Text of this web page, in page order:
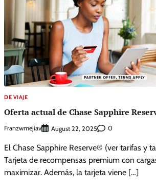
DE VIAJE
Oferta actual de Chase Sapphire
Franzwmejiav August 22, 2025 0
El Chase Sapphire Reserve® (ver tarifas y
Tarjeta de recompensas premium con
maximizar. Además, la tarjeta viene […]